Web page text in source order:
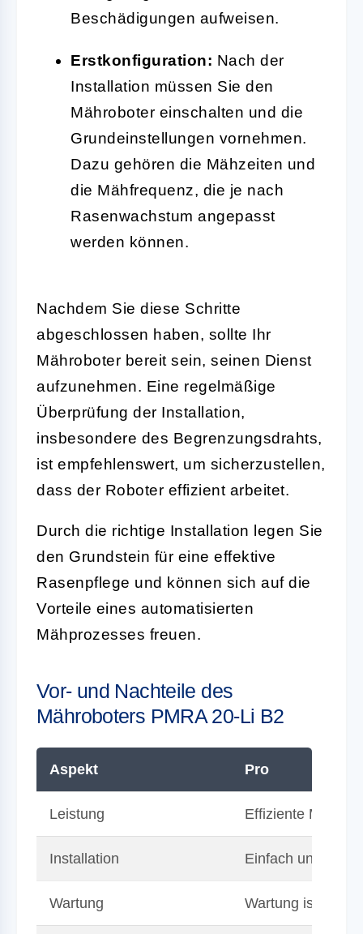
Beschädigungen aufweisen.
Erstkonfiguration: Nach der
Installation müssen Sie den
Mähroboter einschalten und die
Grundeinstellungen vornehmen.
Dazu gehören die Mähzeiten und
die Mähfrequenz, die je nach
Rasenwachstum angepasst
werden können.
Nachdem Sie diese Schritte
abgeschlossen haben, sollte Ihr
Mähroboter bereit sein, seinen Dienst
aufzunehmen. Eine regelmäßige
Überprüfung der Installation,
insbesondere des Begrenzungsdrahts,
ist empfehlenswert, um sicherzustellen,
dass der Roboter effizient arbeitet.
Durch die richtige Installation legen Sie
den Grundstein für eine effektive
Rasenpflege und können sich auf die
Vorteile eines automatisierten
Mähprozesses freuen.
Vor- und Nachteile des
Mähroboters PMRA 20-Li B2
Aspekt Pro
Leistung Effiziente
Installation Einfach und
Wartung Wartung ist